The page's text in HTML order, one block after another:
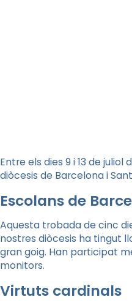
Entre els dies 9 i 13 de
diòcesis de Barcelona i
Escolans de
Aquesta trobada de cinc
nostres diòcesis ha tingut
gran goig. Han participat
monitors.
Virtuts cardinals